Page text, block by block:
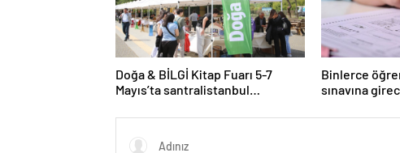
Doğa & BİLGİ Kitap Fuarı 5-7
Mayıs’ta santralistanbul
Binlerce
sınavına